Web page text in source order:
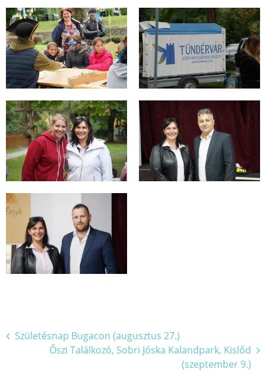
Bejegyzés
navigáció
Születésnap Bugacon (augusztus 27.)
Őszi Találkozó, Sobri Jóska Kalandpark, Kislőd
(szeptember 9.)